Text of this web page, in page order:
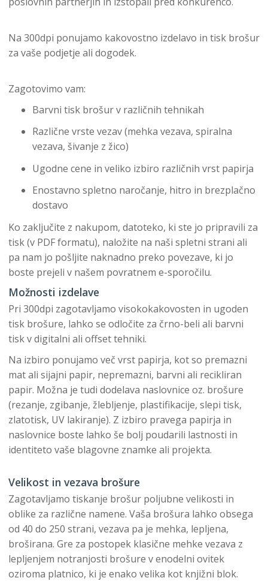
Na 300dpi ponujamo kakovostno izdelavo in tisk brošur
za vaše podjetje ali dogodek.
Zagotovimo vam:
Barvni tisk brošur v različnih tehnikah
Različne vrste vezav (mehka vezava, spiralna
vezava, šivanje z žico)
Ugodne cene in veliko izbiro različnih vrst papirja
Enostavno spletno naročanje, hitro in brezplačno
dostavo
Ko zaključite z nakupom, datoteko, ki ste jo pripravili za
tisk (v PDF formatu), naložite na naši spletni strani ali
pa nam jo pošljite naknadno preko povezave, ki jo
boste prejeli v našem povratnem e-sporočilu.
Možnosti izdelave
Pri 300dpi zagotavljamo visokokakovosten in ugoden
tisk brošure, lahko se odločite za črno-beli ali barvni
tisk v digitalni ali offset tehniki.
Na izbiro ponujamo več vrst papirja, kot so premazni
mat ali sijajni papir, nepremazni, barvni ali recikliran
papir. Možna je tudi dodelava naslovnice oz. brošure
(rezanje, zgibanje, žlebljenje, plastifikacije, slepi tisk,
zlatotisk, UV lakiranje). Z izbiro pravega papirja in
naslovnice boste lahko še bolj poudarili lastnosti in
identiteto vaše blagovne znamke ali projekta.
Velikost in vezava brošure
Zagotavljamo tiskanje brošur poljubne velikosti in
oblike za različne namene. Vaša brošura lahko obsega
od 40 do 250 strani, vezava pa je mehka, lepljena,
broširana. Gre za postopek klasične mehke vezava z
lepljenjem notranjosti brošure v enodelni ovitek
oziroma platnico, ki je enako velika kot knjižni blok.